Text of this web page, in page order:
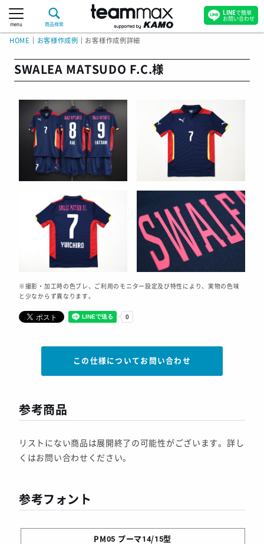
menu 商品検索
HOME お客様作成例 お客様作成例詳細
SWALEA MATSUDO F.C.様
※撮影・加工時の色ブレ、ご利用のモニター設定及び特性により、実物の色味
と少なからず異なります。
この仕様についてお問い合わせ
参考商品
リストにない商品は展開終了の可能性がございます。詳し
くはお問い合わせください。
参考フォント
PM05 プーマ14/15型
LINEで簡単
お問い合わせ